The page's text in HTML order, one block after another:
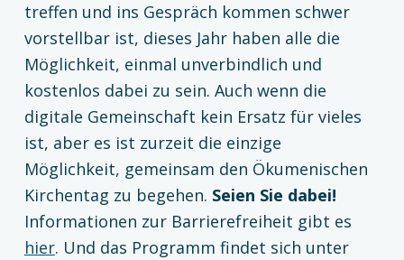
treffen und ins Gespräch kommen schwer
vorstellbar ist, dieses Jahr haben alle die
Möglichkeit, einmal unverbindlich und
kostenlos dabei zu sein. Auch wenn die
digitale Gemeinschaft kein Ersatz für vieles
ist, aber es ist zurzeit die einzige
Möglichkeit, gemeinsam den Ökumenischen
Kirchentag zu begehen. Seien Sie dabei!
Informationen zur Barrierefreiheit gibt es
hier. Und das Programm findet sich unter